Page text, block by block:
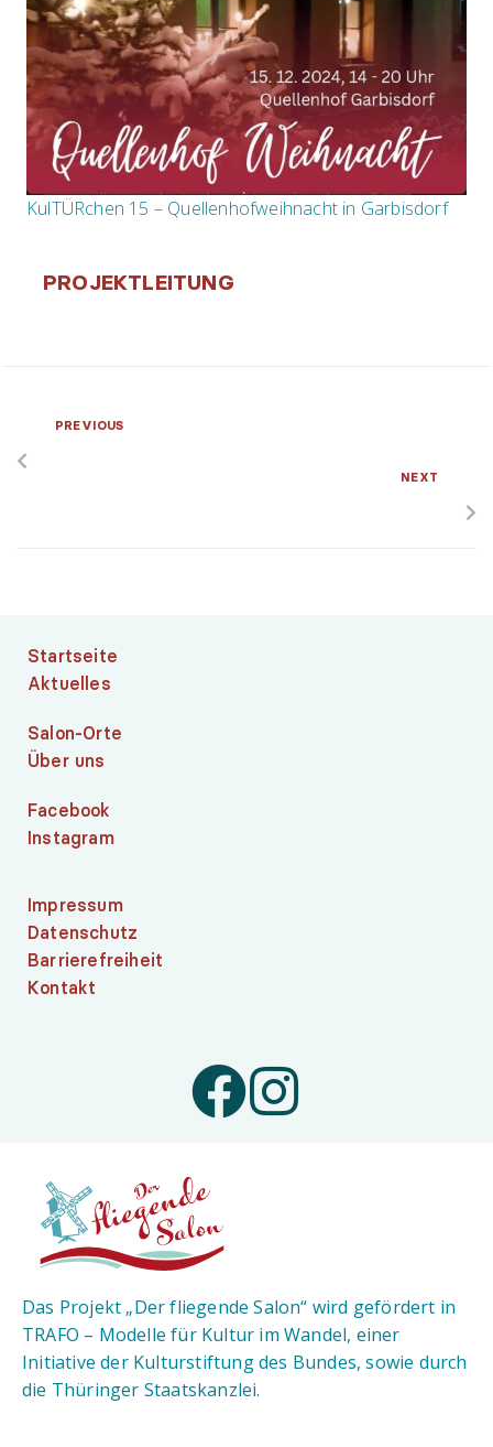
KulTÜRchen 15 – Quellenhofweihnacht in Garbisdorf
PROJEKTLEITUNG
PREVIOUS
NEXT
Startseite
Aktuelles
Salon-Orte
Über uns
Facebook
Instagram
Impressum
Datenschutz
Barrierefreiheit
Kontakt
Das Projekt „Der fliegende Salon“ wird gefördert in
TRAFO – Modelle für Kultur im Wandel, einer
Initiative der Kulturstiftung des Bundes, sowie durch
die Thüringer Staatskanzlei.